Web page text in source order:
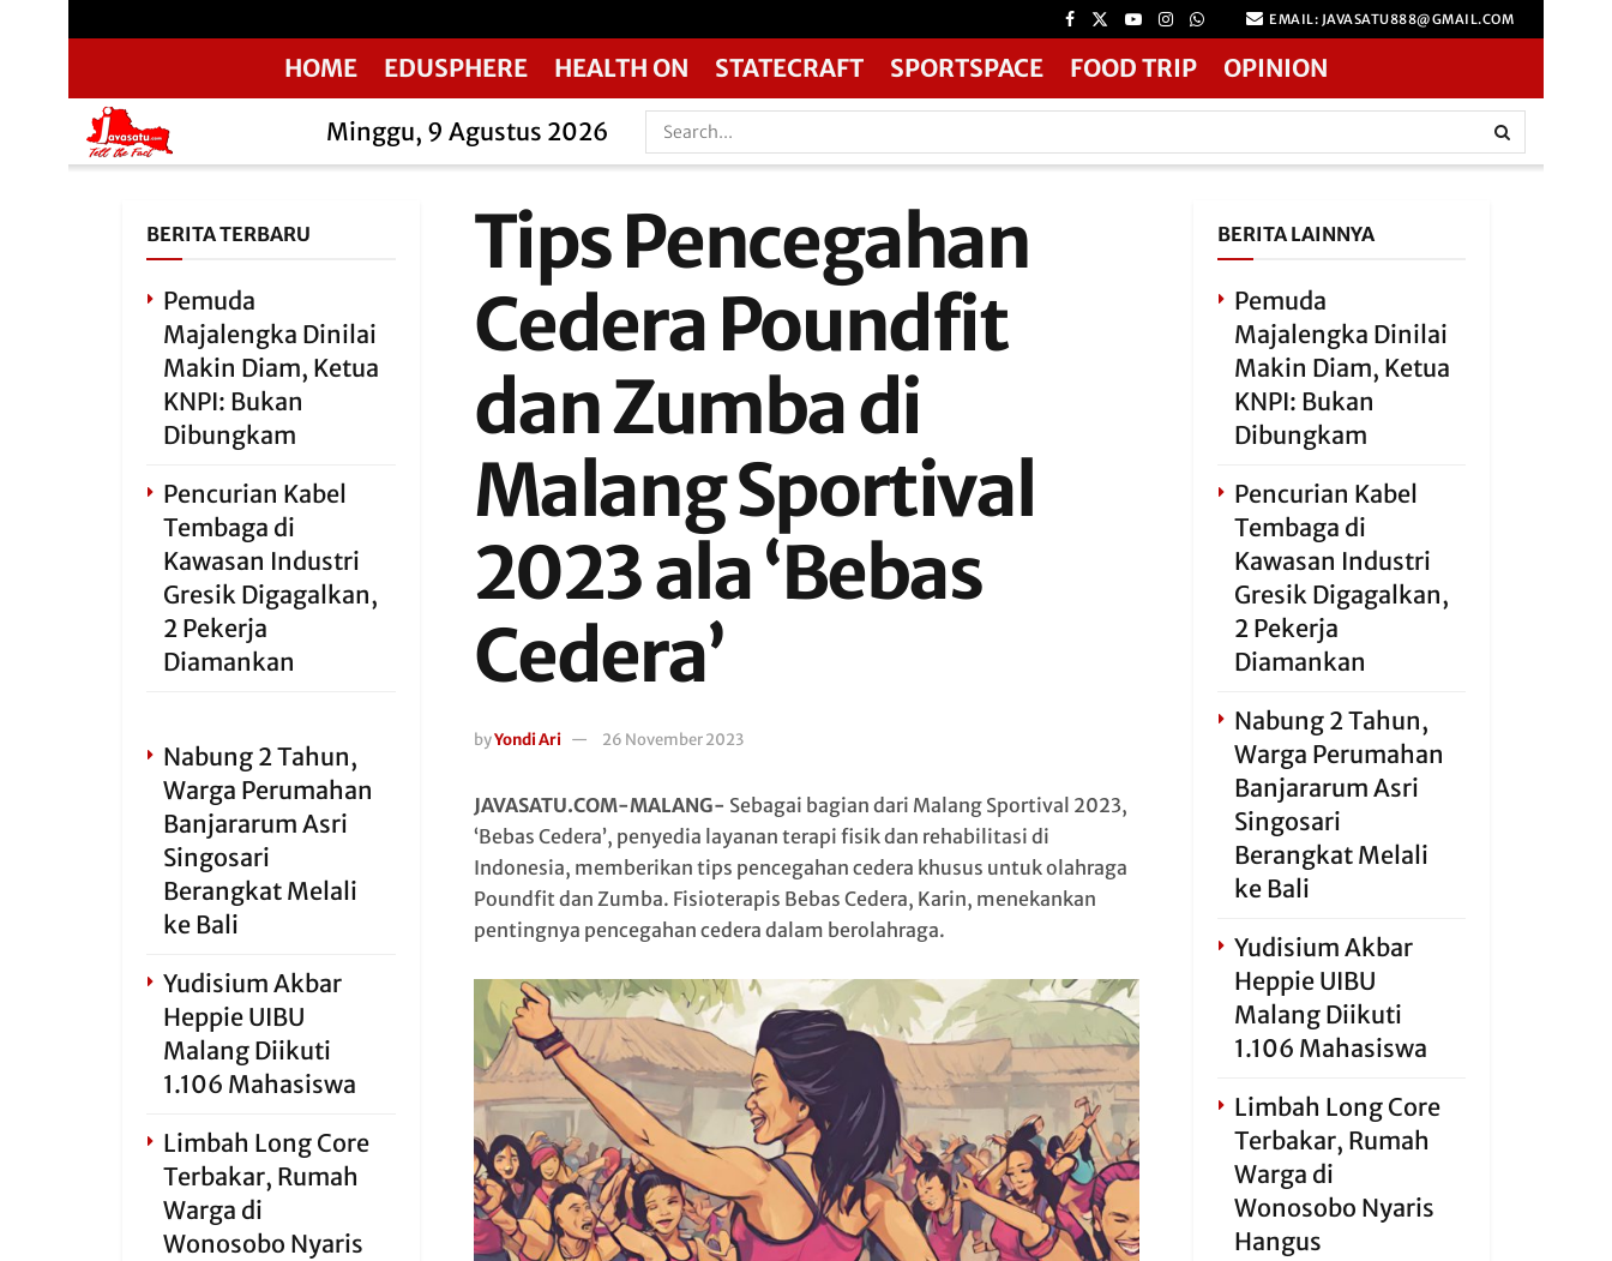
EMAIL: JAVASATU888@GMAIL.COM
HOME EDUSPHERE HEALTH ON STATECRAFT SPORTSPACE FOOD TRIP OPINION
Minggu, 9 Agustus 2026
Tips Pencegahan
Cedera Poundfit
dan Zumba di
Malang Sportival
2023 ala ‘Bebas
Cedera’
byYondi Ari 26 November 2023
JAVASATU.COM-MALANG- Sebagai bagian dari Malang Sportival 2023,
‘Bebas Cedera’, penyedia layanan terapi fisik dan rehabilitasi di
Indonesia, memberikan tips pencegahan cedera khusus untuk olahraga
Poundfit dan Zumba. Fisioterapis Bebas Cedera, Karin, menekankan
pentingnya pencegahan cedera dalam berolahraga.
BERITA TERBARU
Pemuda
Majalengka Dinilai
Makin Diam, Ketua
KNPI: Bukan
Dibungkam
Pencurian Kabel
Tembaga di
Kawasan Industri
Gresik Digagalkan,
2 Pekerja
Diamankan
Nabung 2 Tahun,
Warga Perumahan
Banjararum Asri
Singosari
Berangkat Melali
ke Bali
Yudisium Akbar
Heppie UIBU
Malang Diikuti
1.106 Mahasiswa
Limbah Long Core
Terbakar, Rumah
Warga di
Wonosobo Nyaris
BERITA LAINNYA
Pemuda
Majalengka Dinilai
Makin Diam, Ketua
KNPI: Bukan
Dibungkam
Pencurian Kabel
Tembaga di
Kawasan Industri
Gresik Digagalkan,
2 Pekerja
Diamankan
Nabung 2 Tahun,
Warga Perumahan
Banjararum Asri
Singosari
Berangkat Melali
ke Bali
Yudisium Akbar
Heppie UIBU
Malang Diikuti
1.106 Mahasiswa
Limbah Long Core
Terbakar, Rumah
Warga di
Wonosobo Nyaris
Hangus